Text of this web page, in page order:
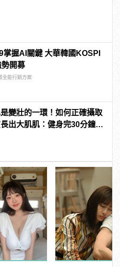
掌握AI關鍵 大華韓國KOSPI
開募
全能行銷方案
變壯的一環！如何正確攝取
出大肌肌：健身完30分鐘是